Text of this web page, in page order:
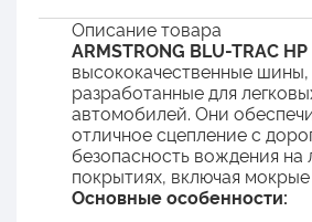
Описание товара
ARMSTRONG BLU-TRAC HP
высококачественные шины,
разработанные для
автомобилей. Они
отличное сцепление с
безопасность вождения на
покрытиях, включая мокрые
Основные особенности: